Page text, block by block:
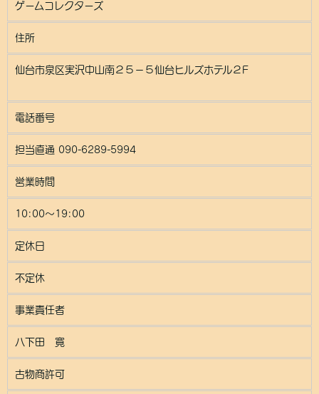
ゲームコレクターズ
住所
仙台市泉区実沢中山南２５－５仙台ヒルズホテル２F
電話番号
担当直通 090-6289-5994
営業時間
10:00～19:00
定休日
不定休
事業責任者
八下田 寛
古物商許可